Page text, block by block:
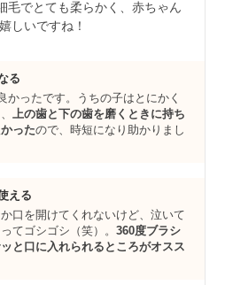
毛でとても柔らかく、赤ちゃん
しいですね！
る
かったです。うちの子はとにかく
上の歯と下の歯を磨くときに持ち
ったので、時短になり助かりまし
える
口を開けてくれないけど、泣いて
てゴシゴシ（笑）。360度ブラシ
と口に入れられるところがオスス